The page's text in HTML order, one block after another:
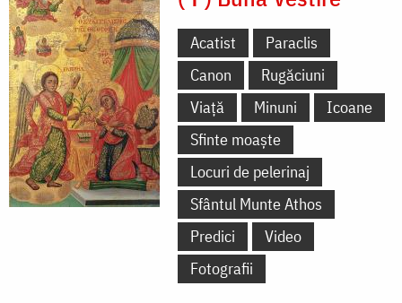
Acatist
Paraclis
Canon
Rugăciuni
Viață
Minuni
Icoane
Sfinte moaște
Locuri de pelerinaj
Sfântul Munte Athos
Predici
Video
Fotografii